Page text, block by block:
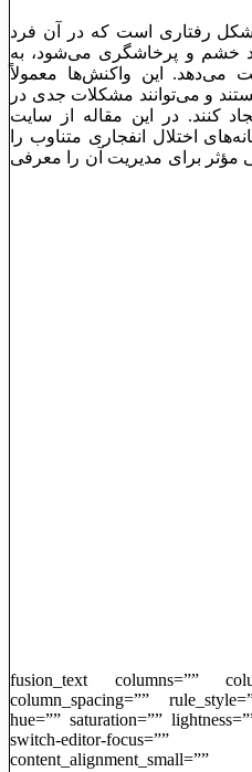
رفتاری است که در آن فرد
خشم و پرخاشگری می‌شود، به
این واکنش‌ها معمولاً
و می‌توانند مشکلات جدی در
کنند. در این مقاله از سایت
اختلال انفجاری متناوب را
مؤثر برای مدیریت آن را معرفی
[/fusion_text][fusion_text columns=””
column_spacing=””
hue=”” saturation=””
switch-editor-focus=””